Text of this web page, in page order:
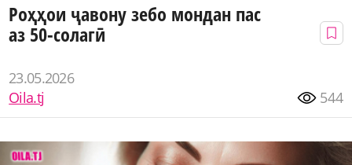
Роҳҳои ҷавону зебо мондан пас
аз 50-солагӣ
23.05.2026
Oila.tj
544